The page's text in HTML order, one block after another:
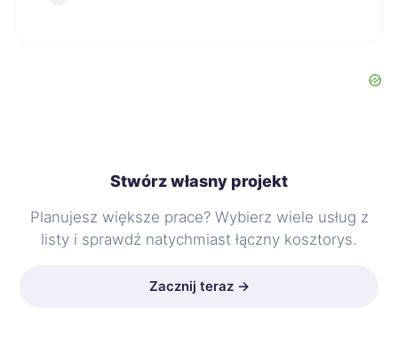
Stwórz własny projekt
Planujesz większe prace? Wybierz wiele usług z
listy i sprawdź natychmiast łączny kosztorys.
Zacznij teraz →